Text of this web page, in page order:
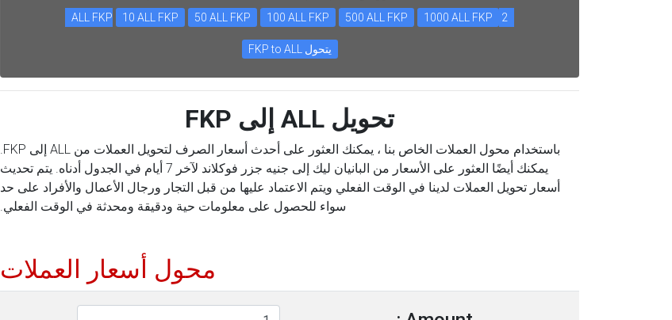
2 ALL FKP
10 ALL FKP 50 ALL FKP 100 ALL FKP 500 ALL FKP 1000 ALL FKP
يتحول FKP to ALL
تحويل ALL إلى FKP
باستخدام محول العملات الخاص بنا ، يمكنك العثور على أحدث أسعار الصرف لتحويل العملات من ALL إلى FKP.
يمكنك أيضًا العثور على الأسعار من البانيان ليك إلى جنيه جزر فوكلاند لآخر 7 أيام في الجدول أدناه. يتم تحديث
أسعار تحويل العملات لدينا في الوقت الفعلي ويتم الاعتماد عليها من قبل التجار ورجال الأعمال والأفراد على حد
سواء للحصول على معلومات حية ودقيقة ومحدثة في الوقت الفعلي.
محول أسعار العملات